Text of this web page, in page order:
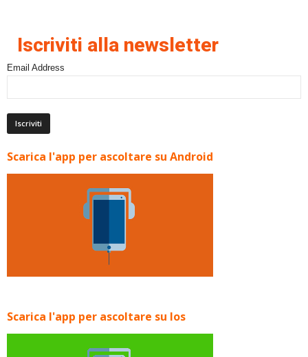
Iscriviti alla newsletter
Email Address
Scarica l'app per ascoltare su Android
Scarica l'app per ascoltare su Ios